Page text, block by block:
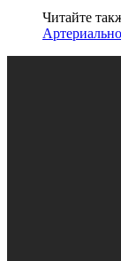
Читайте